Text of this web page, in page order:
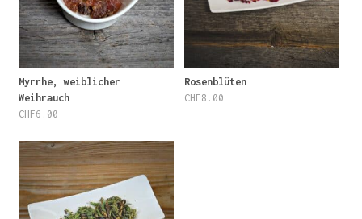
Myrrhe, weiblicher
Weihrauch
CHF6.00
Rosenblüten
CHF8.00